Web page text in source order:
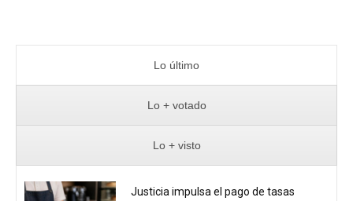
Lo último
Lo + votado
Lo + visto
Justicia impulsa el pago de tasas